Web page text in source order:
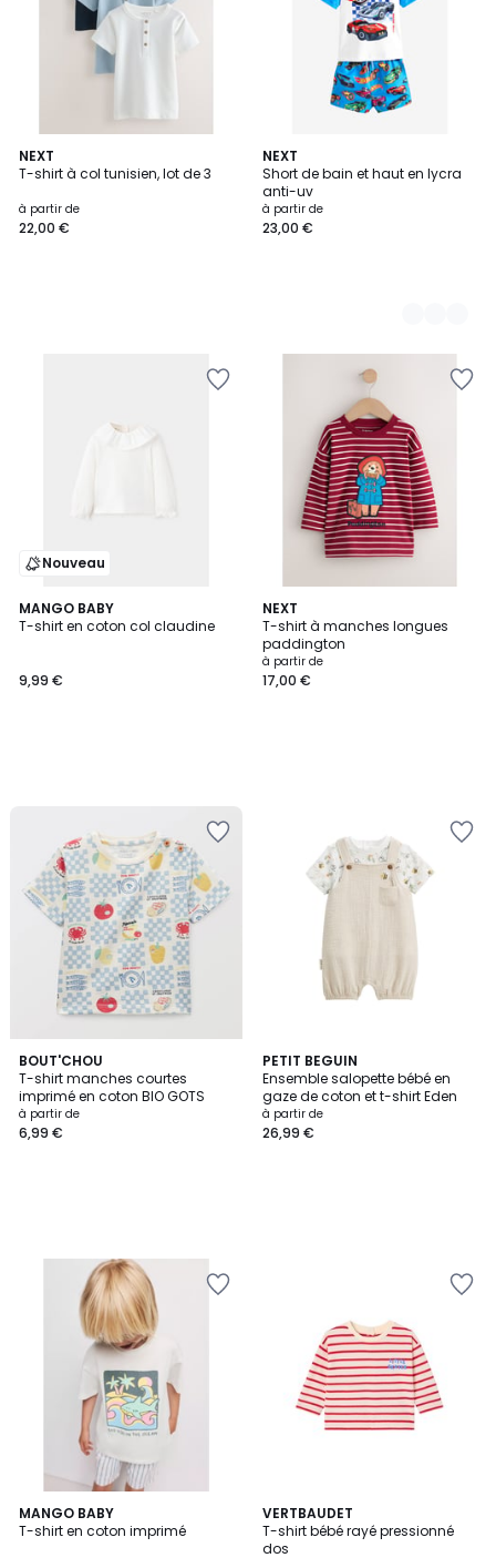
NEXT
T-shirt à col tunisien, lot de 3
à partir de
22,00 €
NEXT
Short de bain et haut en lycra
anti-uv
à partir de
23,00 €
3
Couleurs
Nouveau
MANGO BABY
T-shirt en coton col claudine
9,99 €
NEXT
T-shirt à manches longues
paddington
à partir de
17,00 €
BOUT'CHOU
T-shirt manches courtes
imprimé en coton BIO GOTS
à partir de
6,99 €
PETIT BEGUIN
Ensemble salopette bébé en
gaze de coton et t-shirt Eden
à partir de
26,99 €
MANGO BABY
T-shirt en coton imprimé
VERTBAUDET
T-shirt bébé rayé pressionné
dos
2
Couleurs